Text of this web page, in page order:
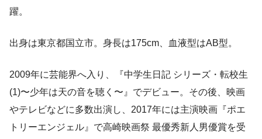
躍。
出身は東京都国立市。身長は175cm、血液型はAB型。
2009年に芸能界へ入り、『中学生日記 シリーズ・転校生
(1)〜少年は天の音を聴く〜』でデビュー。その後、映画
やテレビなどに多数出演し、2017年には主演映画『ポエ
トリーエンジェル』で高崎映画祭 最優秀新人男優賞を受